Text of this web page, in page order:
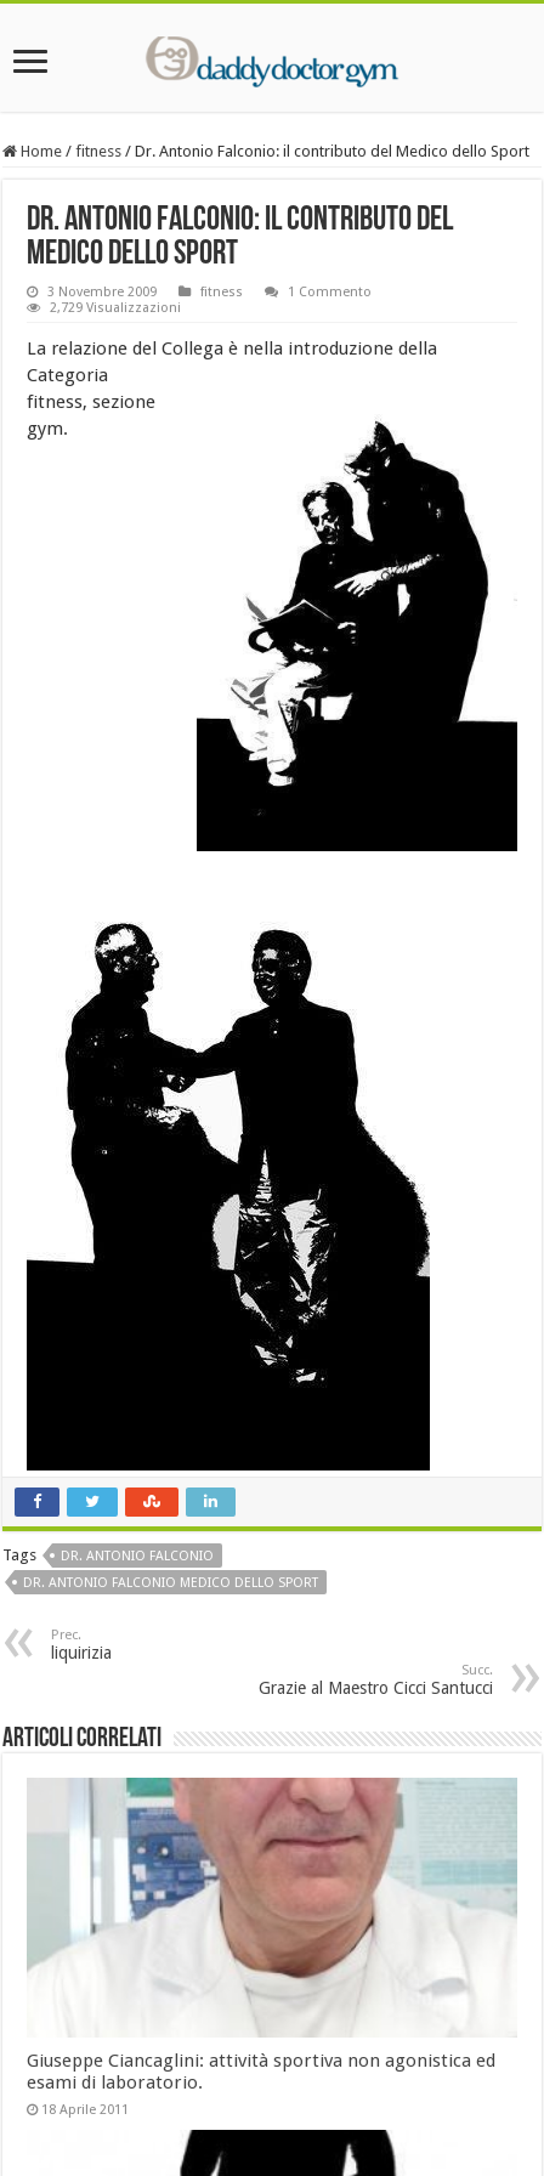
Home / fitness / Dr. Antonio Falconio: il contributo del Medico dello Sport
Dr. Antonio Falconio: il contributo del
Medico dello Sport
3 Novembre 2009 fitness
1 Commento
2,729 Visualizzazioni
La relazione del Collega è nella introduzione della
Categoria
fitness, sezione
gym.
Tags
DR. ANTONIO FALCONIO
DR. ANTONIO FALCONIO MEDICO DELLO SPORT
Prec.
liquirizia
Succ.
Grazie al Maestro Cicci Santucci
Articoli Correlati
Giuseppe Ciancaglini: attività sportiva non agonistica ed
esami di laboratorio.
18 Aprile 2011